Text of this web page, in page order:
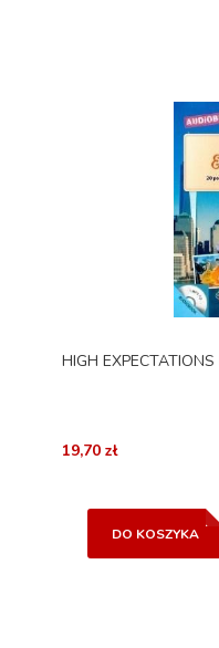
HIGH
19,70 zł
DO KOSZYKA